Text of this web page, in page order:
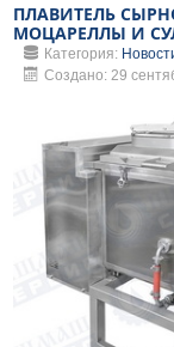
ПЛАВИТЕЛЬ
МОЦАРЕЛЛЫ И
Категория:
Создано: 29